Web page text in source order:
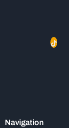
Navigation